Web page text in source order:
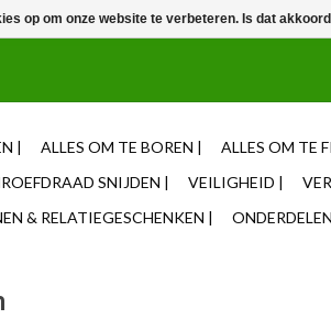
| ALLES OM TE BOREN | ALLES OM TE
SNIJDEN |
VEILIGHEID |
& RELATIEGESCHENKEN |
op om onze website te verbeteren. Is dat
12u besteld, zelfde dag verzonden ✓